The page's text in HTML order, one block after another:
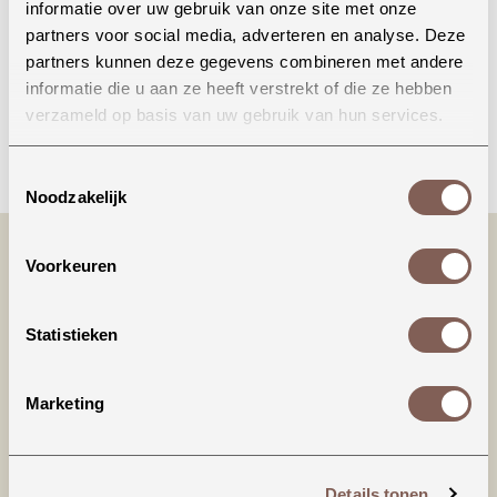
informatie over uw gebruik van onze site met onze
partners voor social media, adverteren en analyse. Deze
partners kunnen deze gegevens combineren met andere
informatie die u aan ze heeft verstrekt of die ze hebben
verzameld op basis van uw gebruik van hun services.
Noodzakelijk
Voorkeuren
Statistieken
Marketing
Onze winkel in Uden
Bekijk openingstijden
Bellen
Productinformatie